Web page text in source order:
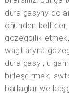
duralgasyny
öňünden
gözegçilik
wagtlaryna
duralgasy ,
birleşdirmek,
barlaglar we